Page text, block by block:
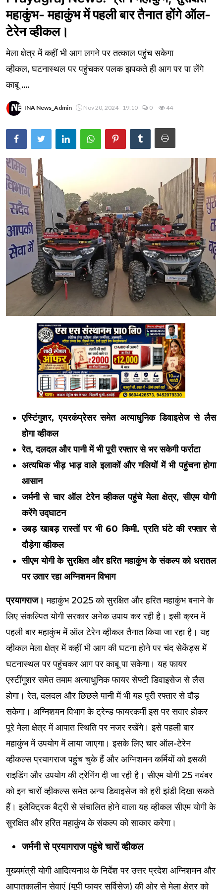
महाकुंभ- महाकुंभ में पहली बार तैनात होंगे ऑल-
टेरेन व्हीकल।
मेला क्षेत्र में कहीं भी आग लगने पर तत्काल पहुंच सकेगा
व्हीकल, घटनास्थल पर पहुंचकर पलक झपकते ही आग पर पा लेंगे
काबू ....
INA News_Admin Nov 20, 2024 - 19:10 0 44
एस्टिंगुशर, एयरकंप्रेसर समेत अत्याधुनिक डिवाइसेज से लैस
होगा व्हीकल
रेत, दलदल और पानी में भी पूरी रफ्तार से भर सकेगी फर्राटा
अत्यधिक भीड़ भाड़ वाले इलाकों और गलियों में भी पहुंचना होगा
आसान
जर्मनी से चार ऑल टेरेन व्हीकल पहुंचे मेला क्षेत्र, सीएम योगी
करेंगे उद्घाटन
उबड़ खाबड़ रास्तों पर भी 60 किमी. प्रति घंटे की रफ्तार से
दौड़ेगा व्हीकल
सीएम योगी के सुरक्षित और हरित महाकुंभ के संकल्प को धरातल
पर उतार रहा अग्निशमन विभाग
प्रयागराज। महाकुंभ 2025 को सुरक्षित और हरित महाकुंभ बनाने के
लिए संकल्पित योगी सरकार अनेक उपाय कर रही है। इसी क्रम में
पहली बार महाकुंभ में ऑल टेरेन व्हीकल तैनात किया जा रहा है। यह
व्हीकल मेला क्षेत्र में कहीं भी आग की घटना होने पर चंद सेकेंड्स में
घटनास्थल पर पहुंचकर आग पर काबू पा सकेगा। यह फायर
एस्टींगुशर समेत तमाम अत्याधुनिक फायर सेफ्टी डिवाइसेज से लैस
होगा। रेत, दलदल और छिछले पानी में भी यह पूरी रफ्तार से दौड़
सकेगा। अग्निशमन विभाग के ट्रेन्ड फायरकर्मी इस पर सवार होकर
पूरे मेला क्षेत्र में आपात स्थिति पर नजर रखेंगे। इसे पहली बार
महाकुंभ में उपयोग में लाया जाएगा। इसके लिए चार ऑल-टेरेन
व्हीकल्स प्रयागराज पहुंच चुके हैं और अग्निशमन कर्मियों को इसकी
राइडिंग और उपयोग की ट्रेनिंग दी जा रही है। सीएम योगी 25 नवंबर
को इन चारों व्हीकल्स समेत अन्य डिवाइसेज को हरी झंडी दिखा सकते
हैं। इलेक्ट्रिक बैट्री से संचालित होने वाला यह व्हीकल सीएम योगी के
सुरक्षित और हरित महाकुंभ के संकल्प को साकार करेगा।
जर्मनी से प्रयागराज पहुंचे चारों व्हीकल
मुख्यमंत्री योगी आदित्यनाथ के निर्देश पर उत्तर प्रदेश अग्निशमन और
आपातकालीन सेवाएं (यूपी फायर सर्विसेज) की ओर से मेला क्षेत्र को